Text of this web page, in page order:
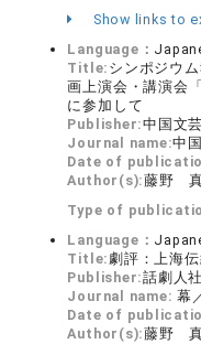
Show links to
Language：
Title: シンポジウ
画上演会・講演会
に参加して
Publisher:中国文
Journal name:中
Date of
Author(s):藤野
Type of
Language：
Title:劇評：上海
Publisher:話劇人社
Journal name: 幕
Date of
Author(s):藤野